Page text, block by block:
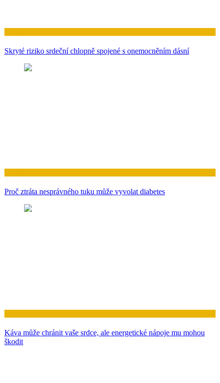
Skryté riziko srdeční chlopně spojené s onemocněním dásní
Proč ztráta nesprávného tuku může vyvolat diabetes
Káva může chránit vaše srdce, ale energetické nápoje mu mohou
škodit